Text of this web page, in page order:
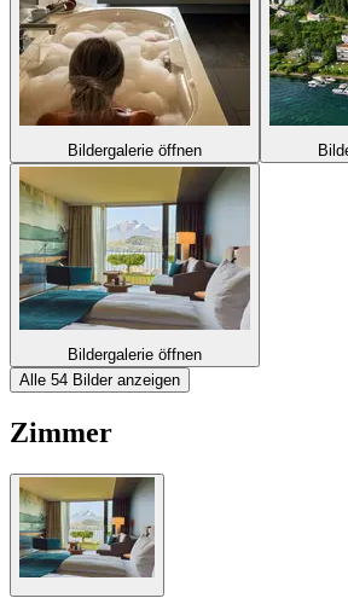
Bildergalerie öffnen
Bildergalerie öffnen
Alle 54 Bilder anzeigen
Zimmer